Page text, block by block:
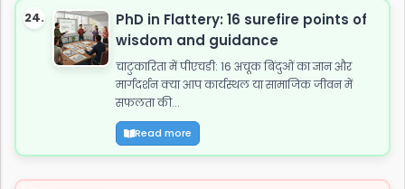
24.
PhD in Flattery: 16 surefire points of
wisdom and guidance
चाटुकारिता में पीएचडी: 16 अचूक बिंदुओं का ज्ञान और
मार्गदर्शन क्या आप कार्यस्थल या सामाजिक जीवन में
सफलता की...
Read more